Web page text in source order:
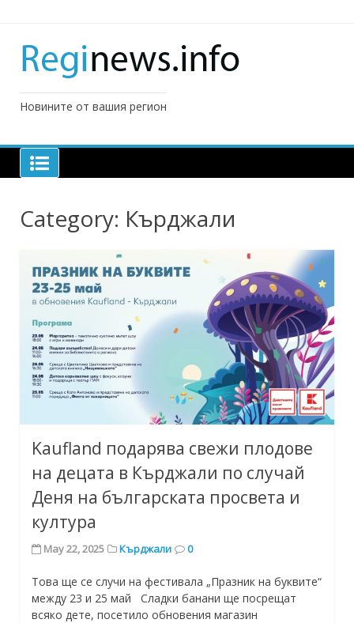
Новините от вашия регион
Category: Кърджали
Kaufland подарява свежи плодове
на децата в Кърджали по случай
Деня на българската просвета и
култура
May 22, 2025 Кърджали 0
Това ще се случи на фестивала „Празник на буквите“
между 23 и 25 май Сладки банани ще посрещат
всяко дете, посетило обновения магазин